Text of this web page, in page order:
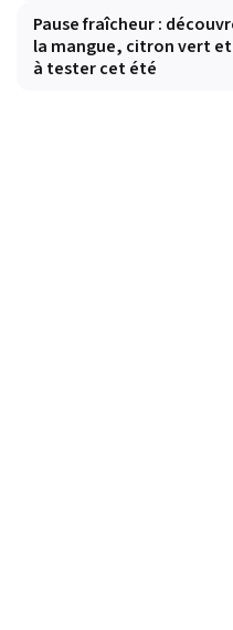
Pause fraîcheur :
la mangue, citron vert
à tester cet été